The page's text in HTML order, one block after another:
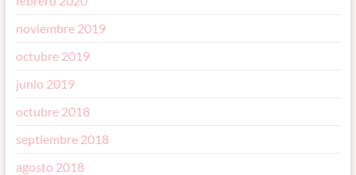
noviembre 2019
octubre 2019
junio 2019
octubre 2018
septiembre 2018
agosto 2018